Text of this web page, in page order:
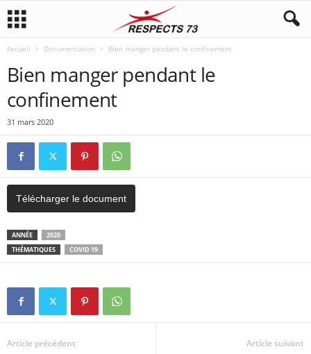
Accueil Documentation Bien manger pendant le confinement
Bien manger pendant le
confinement
31 mars 2020
Télécharger le document
ANNÉE
2020
THÉMATIQUES
COVID 19
Article précédent Article suivant